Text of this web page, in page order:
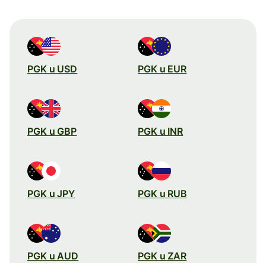
PGK u USD PGK u EUR
PGK u GBP PGK u INR
PGK u JPY PGK u RUB
PGK u AUD PGK u ZAR